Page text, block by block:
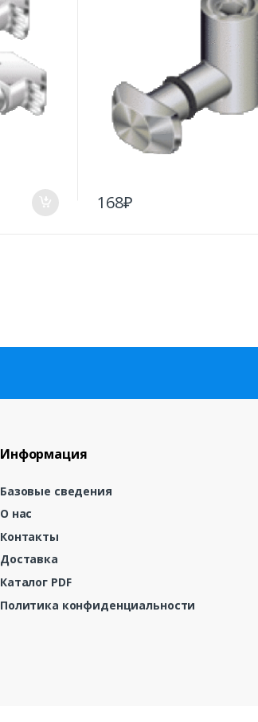
168₽
Информация
Базовые сведения
О нас
Контакты
Доставка
Каталог PDF
Политика конфиденциальности